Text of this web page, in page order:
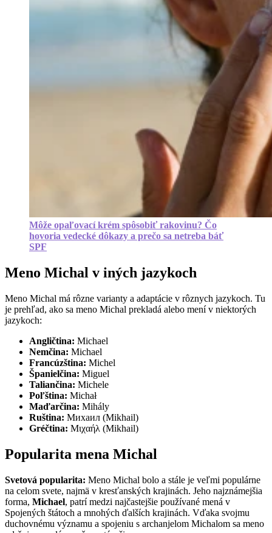
Môže opaľovací krém spôsobiť rakovinu? Čo
hovoria vedecké dôkazy a prečo sa netreba báť
SPF
Meno Michal v iných jazykoch
Meno Michal má rôzne varianty a adaptácie v rôznych jazykoch. Tu
je prehľad, ako sa meno Michal prekladá alebo mení v niektorých
jazykoch:
Angličtina: Michael
Nemčina: Michael
Francúzština: Michel
Španielčina: Miguel
Taliančina: Michele
Poľština: Michał
Maďarčina: Mihály
Ruština: Михаил (Mikhail)
Gréčtina: Μιχαήλ (Mikhail)
Popularita mena Michal
Svetová popularita: Meno Michal bolo a stále je veľmi populárne
na celom svete, najmä v kresťanských krajinách. Jeho najznámejšia
forma, Michael, patrí medzi najčastejšie používané mená v
Spojených štátoch a mnohých ďalších krajinách. Vďaka svojmu
duchovnému významu a spojeniu s archanjelom Michalom sa meno